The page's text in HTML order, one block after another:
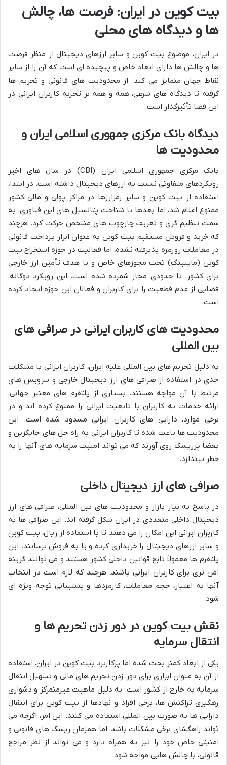
بیت کوین در ایران: فرصت ها، چالش
ها و دیدگاه های محلی
در ایران، موضوع بیت کوین و سایر ارزهای دیجیتال از منظر فرصت
ها و چالش ها دارای ابعاد خاص و پیچیده ای است که آن را از سایر
نقاط جهان متمایز می کند. از محدودیت های قانونی و تحریم ها
گرفته تا دیدگاه های شرعی، همه و همه بر تجربه کاربران ایرانی در
این فضا تأثیرگذار است.
دیدگاه بانک مرکزی جمهوری اسلامی ایران و
محدودیت ها
بانک مرکزی جمهوری اسلامی ایران (CBI) در سال های اخیر
رویکردهای متفاوتی نسبت به ارزهای دیجیتال داشته است. در ابتدا،
استفاده از بیت کوین و سایر رمزارزها در مراکز پولی و مالی کشور
ممنوع اعلام شد، اما بعدها با شناخت پتانسیل های این فناوری، به
سمت تنظیم گری و تعریف چارچوب های مشخص حرکت کرد. هرچند
که خرید و فروش مستقیم بیت کوین به عنوان ابزار پرداخت قانونی
در معاملات روزمره پذیرفته نشده، اما فعالیت در حوزه استخراج بیت
کوین (ماینینگ) تحت مجوزهای خاص و با هدف تأمین ارز خارجی
برای کشور، تا حدودی مجاز شمرده شده است. این رویکرد دوگانه،
فضایی از عدم قطعیت را برای کاربران و فعالان این حوزه ایجاد کرده
است.
محدودیت های کاربران ایرانی در صرافی های
بین المللی
به دلیل تحریم های بین المللی علیه ایران، کاربران ایرانی با مشکلات
جدی در استفاده از صرافی های ارز دیجیتال خارجی و سرویس های
مرتبط با آن مواجه هستند. بسیاری از پلتفرم های معتبر جهانی،
ارائه خدمات به کاربران با تابعیت ایرانی را ممنوع کرده اند و در
برخی موارد، دارایی های کاربران ایرانی مسدود شده است. این
محدودیت ها باعث شده تا کاربران ایرانی به راه حل های جایگزین و
بعضاً پرریسک روی آورند که می تواند امنیت سرمایه های آنها را به
خطر بیندازد.
صرافی های ارز دیجیتال داخلی
در پاسخ به نیاز بازار و محدودیت های بین المللی، صرافی های ارز
دیجیتال داخلی متعددی در ایران شکل گرفته اند. این صرافی ها به
کاربران ایرانی این امکان را می دهند تا با استفاده از ریال، بیت کوین
و سایر ارزهای دیجیتال را خریداری کرده و یا به فروش برسانند. این
پلتفرم ها معمولاً تابع قوانین داخلی کشور هستند و می توانند گزینه
امن تری برای کاربران ایرانی باشند، هرچند که لازم است در انتخاب
آنها به اعتبار، حجم معاملات، کارمزدها و پشتیبانی توجه ویژه ای
شود.
نقش بیت کوین در دور زدن تحریم ها و
انتقال سرمایه
یکی از ابعاد کمتر بحث شده اما پرکاربرد بیت کوین در ایران، استفاده
از آن به عنوان ابزاری برای دور زدن تحریم های مالی و تسهیل انتقال
سرمایه به خارج از کشور است. به دلیل ماهیت غیرمتمرکز و دشواری
رهگیری تراکنش ها، برخی افراد و نهادها از بیت کوین برای انتقال
دارایی ها به صورت بین المللی استفاده می کنند. این امر، اگرچه می
تواند راهگشای برخی مشکلات باشد، اما همزمان ریسک های قانونی و
امنیتی خاص خود را نیز به همراه دارد و می تواند از نظر مراجع
قانونی، با چالش هایی مواجه شود.